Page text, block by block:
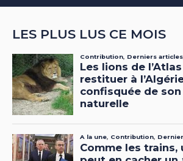
LES PLUS LUS CE MOIS